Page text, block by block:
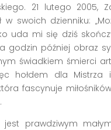
21 lutego 2005,
w swoich dzienniku:
uda mi się dziś
godzin później obraz
świadkiem śmierci
hołdem dla Mistrza i
fascynuje
jest prawdziwym